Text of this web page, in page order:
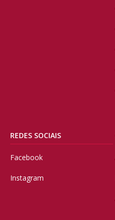
REDES SOCIAIS
Facebook
Instagram